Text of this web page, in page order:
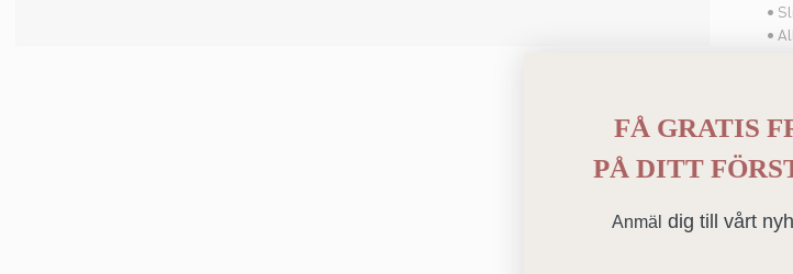
•
•
FÅ GRATIS
PÅ DITT
Anmäl dig till vårt